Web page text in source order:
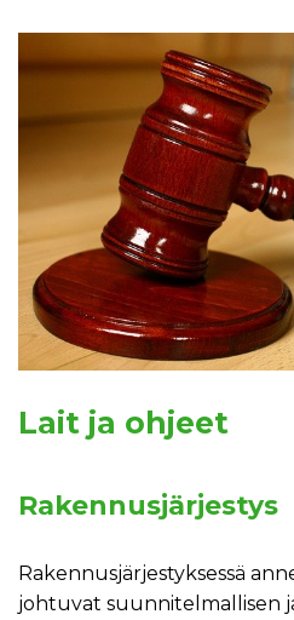
Lait ja ohjeet
Rakennusjärjestys
Rakennusjärjestyksessä
johtuvat suunnitelmallisen